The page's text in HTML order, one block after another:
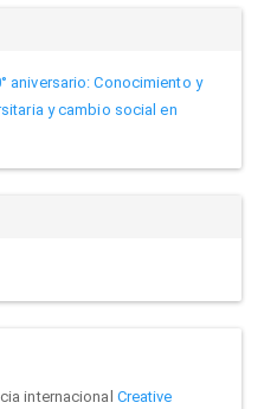
aniversario: Conocimiento y
y cambio social en
internacional Creative